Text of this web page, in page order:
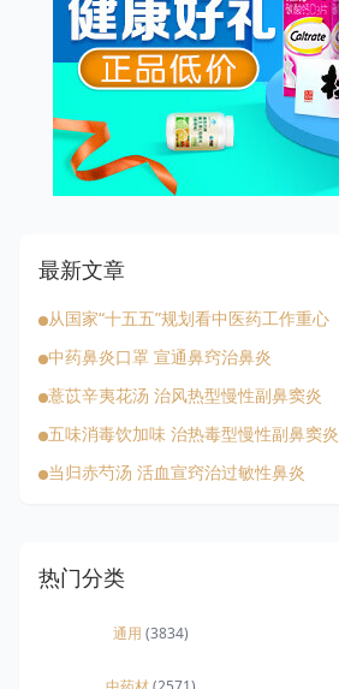
最新文章
从国家“十五五”规划看中医药工作重心
中药鼻炎口罩 宣通鼻窍治鼻炎
薏苡辛夷花汤 治风热型慢性副鼻窦炎
五味消毒饮加味 治热毒型慢性副鼻窦炎
当归赤芍汤 活血宣窍治过敏性鼻炎
热门分类
通用 (3834)